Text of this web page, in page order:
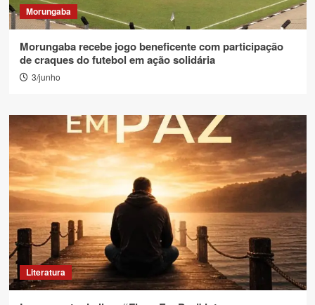
Morungaba
Morungaba recebe jogo beneficente com participação
de craques do futebol em ação solidária
3/junho
Literatura